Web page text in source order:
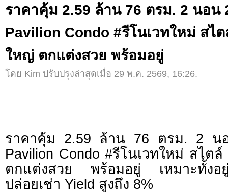
ราคาคุ้ม 2.59 ล้าน 76 ตรม. 2 นอน
Pavilion Condo #รีโนเวทใหม่ สไ
ใหญ่ ตกแต่งสวย พร้อมอยู่
โดย Kim ปรับปรุงล่าสุดเมื่อ 29 พ.ค. 2569, 16:26.
ราคาคุ้ม 2.59 ล้าน 76 ตรม. 2 น
Pavilion Condo #รีโนเวทใหม่ สไต
ตกแต่งสวย พร้อมอยู่ เหมาะทั้งอยู่
ปล่อยเช่า Yield สูงถึง 8%